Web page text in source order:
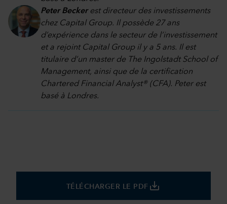
Peter Beckerest directeur des investissements
chez Capital Group. Il possède 27 ans
d’expérience dans le secteur de l’investissement
et a rejoint Capital Group il y a 5 ans. Il est
titulaire d’un master de The Ingolstadt School of
Management, ainsi que de la certification
Chartered Financial Analyst® (CFA). Peter est
basé à Londres.
TÉLÉCHARGER LE PDF save_alt